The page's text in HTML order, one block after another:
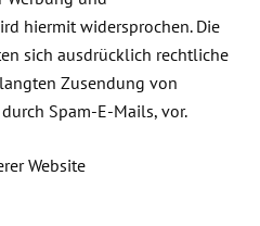
hiermit widersprochen. Die
sich ausdrücklich rechtliche
Zusendung von
Spam-E-Mails, vor.
Website